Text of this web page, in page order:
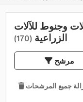
وجنوط للآلات
الزراعية (170)
مرشح
جميع المرشحات